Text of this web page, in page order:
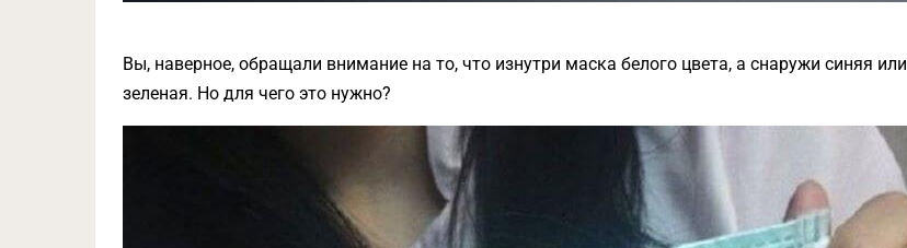
Вы, наверное, обращали внимание на то, что изнутри маска белого цвета, а снаружи синяя или
зеленая. Но для чего это нужно?